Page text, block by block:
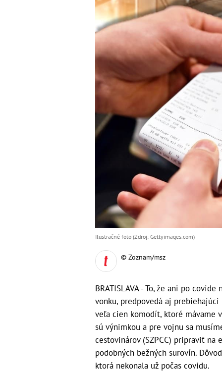
Ilustračné foto (Zdroj: Gettyimages.com)
© Zoznam/msz
BRATISLAVA - To, že ani po
vonku, predpovedá aj
veľa cien komodít, ktoré mávame
sú výnimkou a pre vojnu sa
cestovinárov (SZPCC) pripraviť na
podobných bežných surovín.
ktorá nekonala už počas covidu.